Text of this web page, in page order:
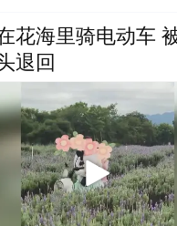
花海里骑电动车
退回